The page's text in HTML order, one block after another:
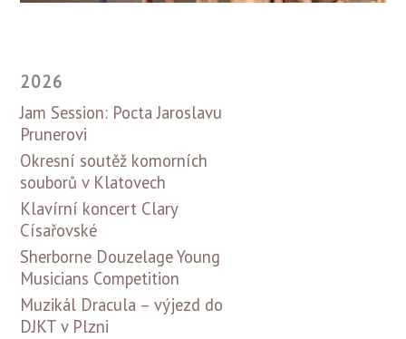
2026
Jam Session: Pocta Jaroslavu
Prunerovi
Okresní soutěž komorních
souborů v Klatovech
Klavírní koncert Clary
Císařovské
Sherborne Douzelage Young
Musicians Competition
Muzikál Dracula – výjezd do
DJKT v Plzni